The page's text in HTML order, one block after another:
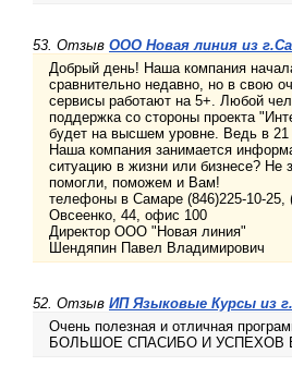
53. Отзыв ООО Новая линия из
Добрый день! Наша компания
сравнительно недавно, но в свою
сервисы работают на 5+. Любой
поддержка со стороны проекта
будет на высшем уровне. Ведь в
Наша компания занимается
ситуацию в жизни или бизнесе? Не
помогли, поможем и Вам!
телефоны в Самаре (846)225-10-25,
Овсеенко, 44, офис 100
Директор ООО "Новая линия"
Шендяпин Павел Владимирович
52. Отзыв ИП Языковые Курсы из
Очень полезная и отличная
БОЛЬШОЕ СПАСИБО И УСПЕХОВ